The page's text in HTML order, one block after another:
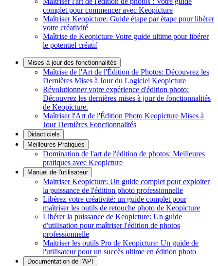
complet pour commencer avec Keopicture
Maîtriser Keopicture: Guide étape par étape pour libérer
votre créativité
Maîtrise de Keopicture Votre guide ultime pour libérer
le potentiel créatif
Mises à jour des fonctionnalités
Maîtrise de l'Art de l'Édition de Photos: Découvrez les
Dernières Mises à Jour du Logiciel Keopicture
Révolutionner votre expérience d'édition photo:
Découvrez les dernières mises à jour de fonctionnalités
de Keopicture.
Maîtriser l'Art de l'Édition Photo Keopicture Mises à
Jour Dernières Fonctionnalités
Didacticiels
Meilleures Pratiques
Domination de l'art de l'édition de photos: Meilleures
pratiques avec Keopicture
Manuel de l'utilisateur
Maitriser Keopicture: Un guide complet pour exploiter
la puissance de l'édition photo professionnelle
Libérez votre créativité: un guide complet pour
maîtriser les outils de retouche photo de Keopicture
Libérer la puissance de Keopicture: Un guide
d'utilisation pour maîtriser l'édition de photos
professionnelle
Maitriser les outils Pro de Keopicture: Un guide de
l'utilisateur pour un succès ultime en édition photo
Documentation de l'API